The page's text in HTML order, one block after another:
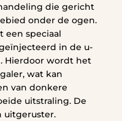
die gericht
onder de ogen.
een speciaal
in de u-
Hierdoor wordt het
wat kan
van donkere
uitstraling. De
uitgeruster.